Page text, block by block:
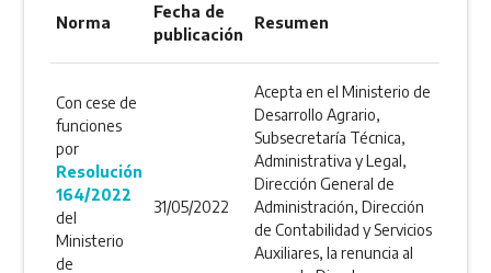
Norma
Fecha de
publicación
Resumen
Con cese de
funciones
por
Resolución
164/2022
del
Ministerio
de
31/05/2022
Acepta en el Ministerio de
Desarrollo Agrario,
Subsecretaría Técnica,
Administrativa y Legal,
Dirección General de
Administración, Dirección
de Contabilidad y Servicios
Auxiliares, la renuncia al